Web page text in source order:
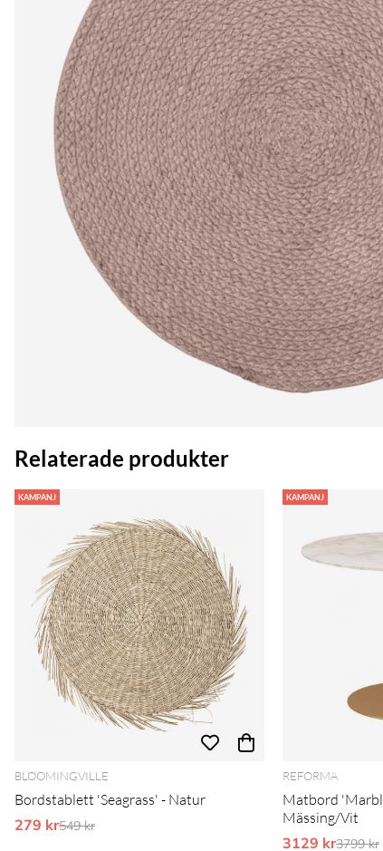
Relaterade produkter
KAMPANJ
BLOOMINGVILLE
Bordstablett 'Seagrass' - Natur
279 krOrdinarie pris:
549 kr
KAMPANJ
REFORMA
Matbord
Mässing/Vit
3129 kr3799 kr